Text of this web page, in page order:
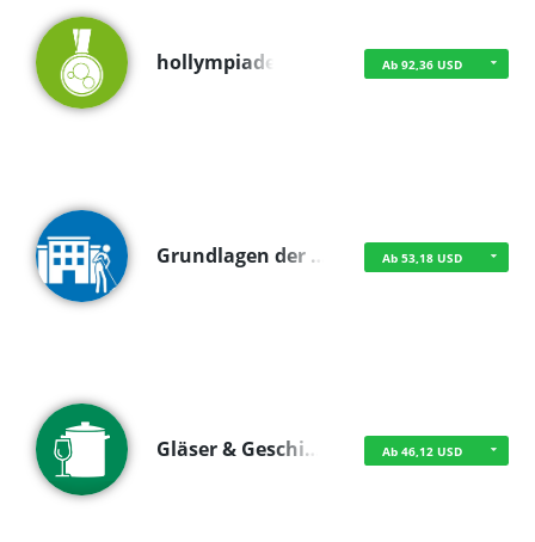
hollympiade Ab 92,36 USD
Grundlagen der … Ab 53,18 USD
Gläser & Geschi… Ab 46,12 USD